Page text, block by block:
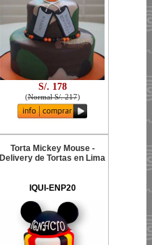
S/. 178
(Normal S/. 217)
Torta Mickey Mouse -
Delivery de Tortas en Lima
IQUI-ENP20